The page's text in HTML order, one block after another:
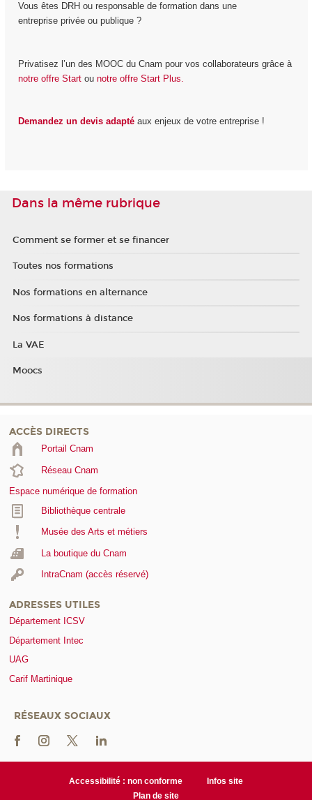
Vous êtes DRH ou responsable de formation dans une
entreprise privée ou publique ?
Privatisez l’un des MOOC du Cnam pour vos collaborateurs grâce à
notre offre Startou notre offre Start Plus.
Demandez un devis adaptéaux enjeux de votre entreprise !
Dans la même rubrique
Comment se former et se financer
Toutes nos formations
Nos formations en alternance
Nos formations à distance
La VAE
Moocs
ACCÈS DIRECTS
Portail Cnam
Réseau Cnam
Espace numérique de formation
Bibliothèque centrale
Musée des Arts et métiers
La boutique du Cnam
IntraCnam (accès réservé)
ADRESSES UTILES
Département ICSV
Département Intec
UAG
Carif Martinique
RÉSEAUX SOCIAUX
Accessibilité : non conforme
Infos site
Plan de site